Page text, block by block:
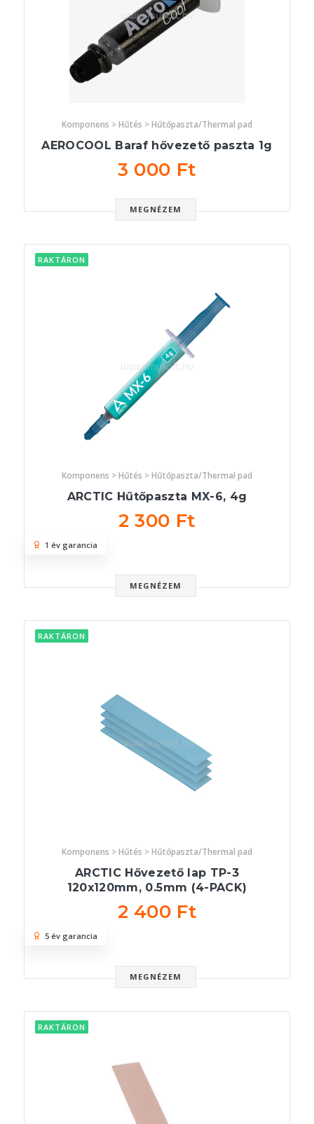
Komponens > Hűtés > Hűtőpaszta/Thermal pad
AEROCOOL Baraf hővezető paszta 1g
3 000 Ft
MEGNÉZEM
RAKTÁRON
Komponens > Hűtés > Hűtőpaszta/Thermal pad
ARCTIC Hűtőpaszta MX-6, 4g
2 300 Ft
MEGNÉZEM
1 év garancia
RAKTÁRON
Komponens > Hűtés > Hűtőpaszta/Thermal pad
ARCTIC Hővezető lap TP-3
120x120mm, 0.5mm (4-PACK)
2 400 Ft
MEGNÉZEM
5 év garancia
RAKTÁRON